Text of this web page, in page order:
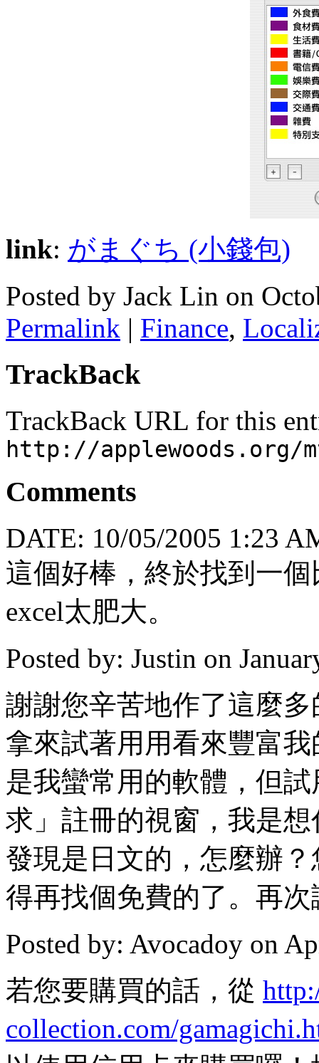
link: がまぐち (小錢包)
Posted by Jack Lin on
Permalink | Finance,
TrackBack
TrackBack URL for this
http://applewoods.org/
Comments
DATE: 10/05/2005 1:23
這個好棒，終於找到一
excel太肥大。
Posted by: Justin on
謝謝您辛苦地作了這麼
拿來試著用用看來豐富
是我蠻常用的軟體，但
求」註冊的視窗，我是
發現是日文的，怎麼辦
得再找個免費的了。再
Posted by: Avocadoy on
若您要購買的話，從
collection.com/